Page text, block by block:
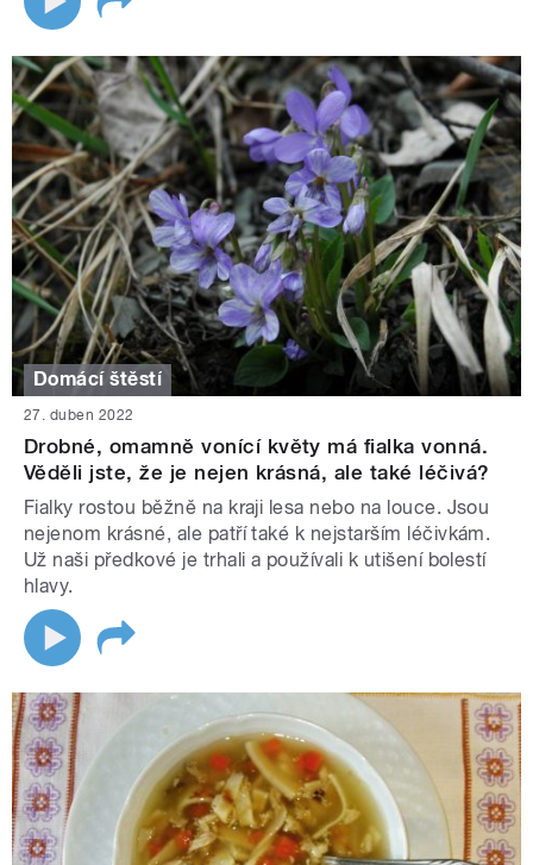
Domácí štěstí
27. duben 2022
Drobné, omamně vonící květy má fialka vonná.
Věděli jste, že je nejen krásná, ale také léčivá?
Fialky rostou běžně na kraji lesa nebo na louce. Jsou
nejenom krásné, ale patří také k nejstarším léčivkám.
Už naši předkové je trhali a používali k utišení bolestí
hlavy.